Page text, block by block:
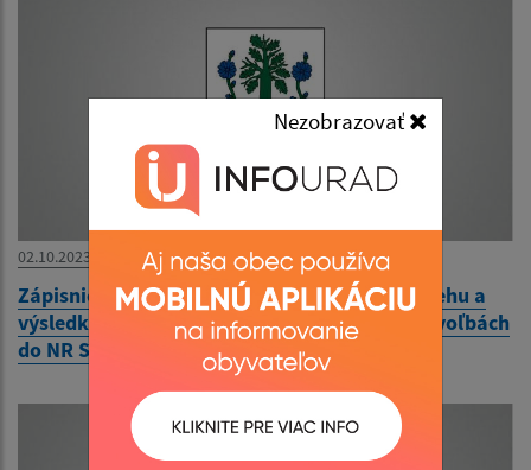
Nezobrazovať
02.10.2023
Zápisnica okrskovej volebnej komisie o priebehu a
výsledku hlasovania vo volebnom okrsku vo voľbách
do NR SR 30.9.2023